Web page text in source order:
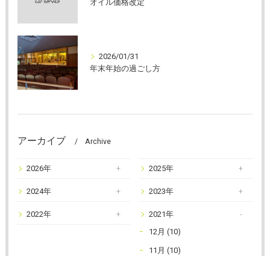
オイル価格改定
2026/01/31
年末年始の過ごし方
アーカイブ Archive
2026年 2025年
2024年 2023年
2022年
2021年
12月 (10)
11月 (10)